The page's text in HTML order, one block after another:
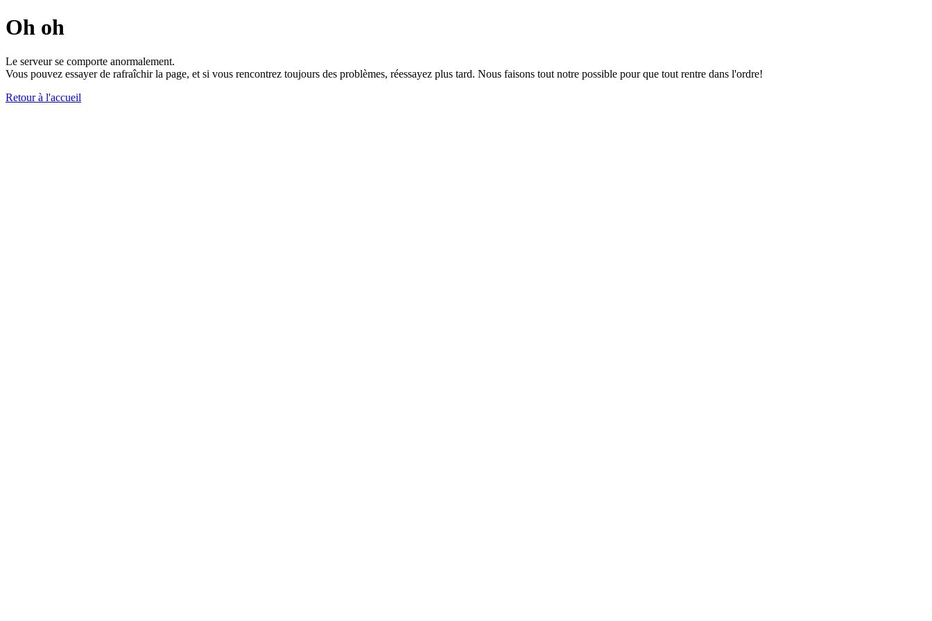
Oh oh
Le serveur se comporte anormalement.
Vous pouvez essayer de rafraîchir la page, et si vous rencontrez toujours des problèmes, réessayez plus tard. Nous faisons tout notre possible pour que tout rentre dans l'ordre!
Retour à l'accueil